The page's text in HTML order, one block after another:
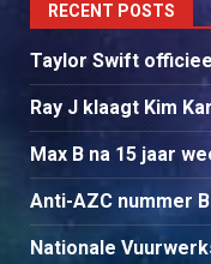
RECENT POSTS
Taylor Swift
Ray J klaagt Kim
Max B na 15 jaar
Anti-AZC nummer
Nationale